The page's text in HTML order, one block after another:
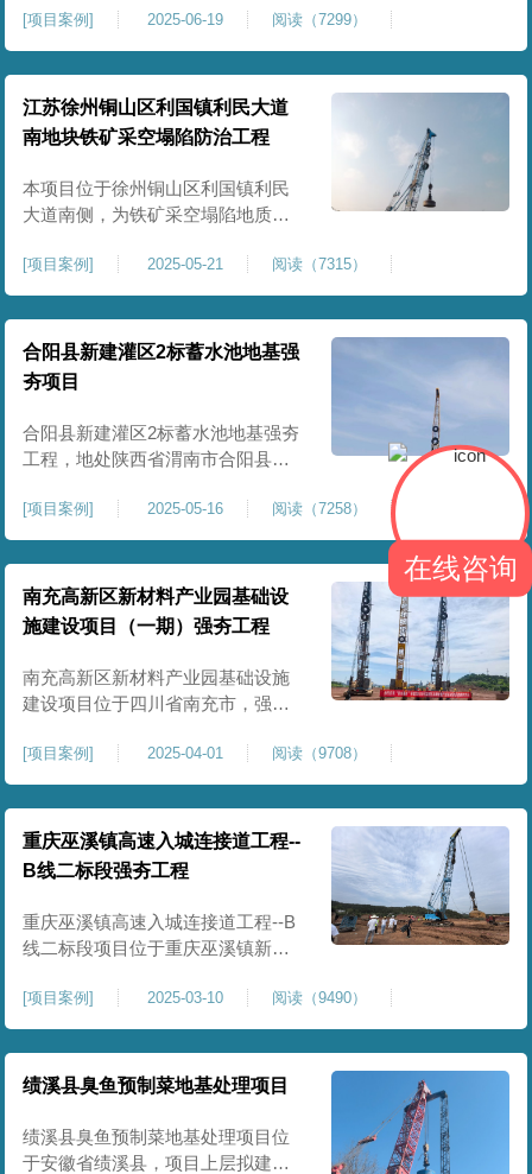
积约 20000 平方米，采用满场强夯
加固方式改善场地工程地质条件，
有效提高地基承载力、控制不均匀
沉降，满足变电站各类构支架、电
气设备及配套设施建设标准。本项
目是嵩县重要电力基础设施，投运
后优化区域电网布局，增强当
[项目案例] 2025-06-19 阅读（7299）
江苏徐州铜山区利国镇利民大道
南地块铁矿采空塌陷防治工程
本项目位于徐州铜山区利国镇利民
大道南侧，为铁矿采空塌陷地质灾
35000㎡。针对区域铁矿开采遗留的
地层松散、裂隙发育、塌陷沉降等
隐患，采用强夯工艺加固场地地
基，消除采空地质风险，提升场地
整体稳定性与承载力，彻底改善地
块建设条件，实现矿区地质灾害治
理与土地安全利用。
[项目案例] 2025-05-21 阅读（7315）
合阳县新建灌区2标蓄水池地基强
夯项目
合阳县新建灌区2标蓄水池地基强夯
工程，地处陕西省渭南市合阳县，
的关键前置工程，主要服务于片区
农业灌溉蓄水配套建设，为后续蓄
水池主体施工筑牢地基基础，保障
灌区水利设施长期稳定运行。本工
程核心施工内容为蓄水池场地地基
强夯加固处理，总强夯施工面积
25000㎡，施工完成后场地上部将新
[项目案例] 2025-05-16 阅读（7258）
南充高新区新材料产业园基础设
施建设项目（一期）强夯工程
南充高新区新材料产业园基础设施
建设项目位于四川省南充市，强夯
软弱土、回填土等复杂地质，采用
强夯地基加固，深层加固地基、提
升承载力、严控工后沉降，为厂
房、道路及配套设施筑牢基础。本
项目施工作业面积大，我司将整个
场地施工区域合理划分为若干个区
段，分区分段施工，投入强夯设备3
[项目案例] 2025-04-01 阅读（9708）
重庆巫溪镇高速入城连接道工程--
B线二标段强夯工程
重庆巫溪镇高速入城连接道工程--B
线二标段项目位于重庆巫溪镇新建
形成，回填完成，强夯施工一次，
极大考验我司与土方单位交叉施工
能力。每标段强夯施工完成，现场
工程师组织三方验收一次，确认工
施工质量，确保工程整体质量。在
施工过程中我司严格按照设计规范
[项目案例] 2025-03-10 阅读（9490）
绩溪县臭鱼预制菜地基处理项目
绩溪县臭鱼预制菜地基处理项目位
于安徽省绩溪县，项目上层拟建生
在线咨询